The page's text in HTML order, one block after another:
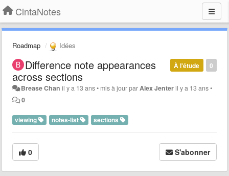
CintaNotes
Roadmap Idées
0
À l'étude
Difference note appearances
across sections
Brease Chan il y a 13 ans• mis à jour par Alex Jenteril y a 13 ans•
0
viewing notes-list sections
0 S'abonner